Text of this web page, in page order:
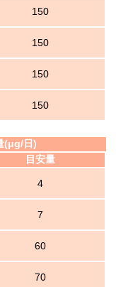
150
150
150
150
(μg/日)
目安量
4
7
60
70